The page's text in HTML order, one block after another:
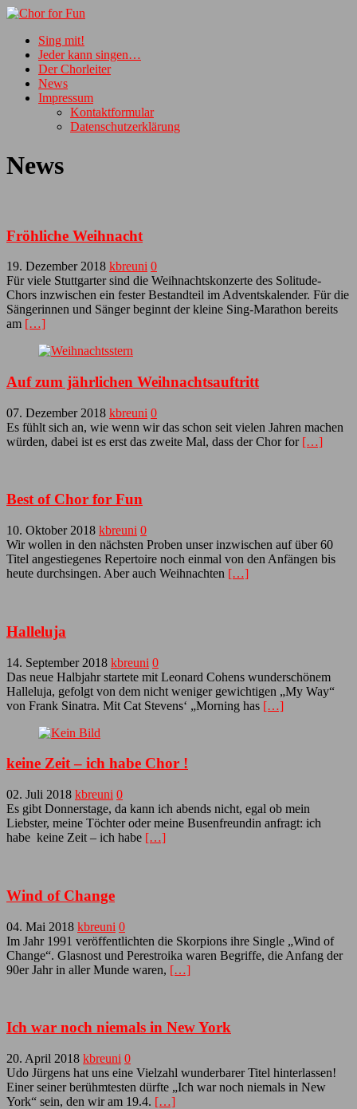
Sing mit!
Jeder kann singen…
Der Chorleiter
News
Impressum
Kontaktformular
Datenschutzerklärung
News
Fröhliche Weihnacht
19. Dezember 2018 kbreuni 0
Für viele Stuttgarter sind die Weihnachtskonzerte des Solitude-
Chors inzwischen ein fester Bestandteil im Adventskalender. Für die
Sängerinnen und Sänger beginnt der kleine Sing-Marathon bereits
am […]
Auf zum jährlichen Weihnachtsauftritt
07. Dezember 2018 kbreuni 0
Es fühlt sich an, wie wenn wir das schon seit vielen Jahren machen
würden, dabei ist es erst das zweite Mal, dass der Chor for […]
Best of Chor for Fun
10. Oktober 2018 kbreuni 0
Wir wollen in den nächsten Proben unser inzwischen auf über 60
Titel angestiegenes Repertoire noch einmal von den Anfängen bis
heute durchsingen. Aber auch Weihnachten […]
Halleluja
14. September 2018 kbreuni 0
Das neue Halbjahr startete mit Leonard Cohens wunderschönem
Halleluja, gefolgt von dem nicht weniger gewichtigen „My Way“
von Frank Sinatra. Mit Cat Stevens‘ „Morning has […]
keine Zeit – ich habe Chor !
02. Juli 2018 kbreuni 0
Es gibt Donnerstage, da kann ich abends nicht, egal ob mein
Liebster, meine Töchter oder meine Busenfreundin anfragt: ich
habe keine Zeit – ich habe […]
Wind of Change
04. Mai 2018 kbreuni 0
Im Jahr 1991 veröffentlichten die Skorpions ihre Single „Wind of
Change“. Glasnost und Perestroika waren Begriffe, die Anfang der
90er Jahr in aller Munde waren, […]
Ich war noch niemals in New York
20. April 2018 kbreuni 0
Udo Jürgens hat uns eine Vielzahl wunderbarer Titel hinterlassen!
Einer seiner berühmtesten dürfte „Ich war noch niemals in New
York“ sein, den wir am 19.4. […]